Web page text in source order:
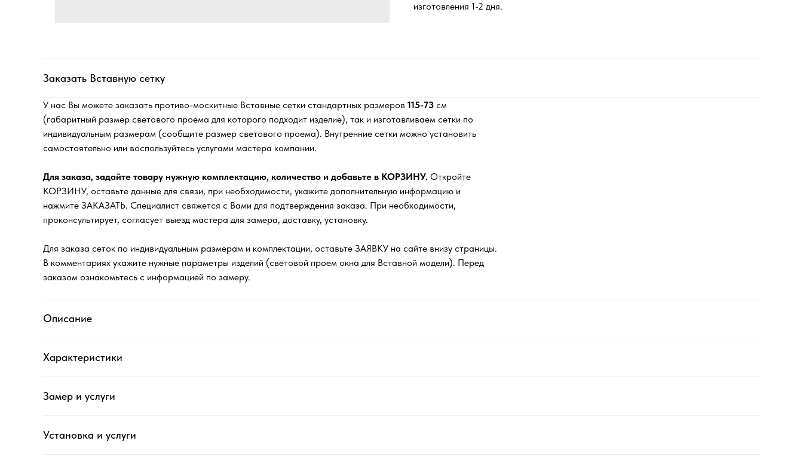
изготовления 1-2 дня.
Заказать Вставную сетку
У нас Вы можете заказать противо-москитные Вставные сетки стандартных размеров 115-73 см
(габаритный размер светового проема для которого подходит изделие), так и изготавливаем сетки по
индивидуальным размерам (сообщите размер светового проема). Внутренние сетки можно установить
самостоятельно или воспользуйтесь услугами мастера компании.
Для заказа, задайте товару нужную комплектацию, количество и добавьте в КОРЗИНУ. Откройте
КОРЗИНУ, оставьте данные для связи, при необходимости, укажите дополнительную информацию и
нажмите ЗАКАЗАТЬ. Специалист свяжется с Вами для подтверждения заказа. При необходимости,
проконсультирует, согласует выезд мастера для замера, доставку, установку.
Для заказа сеток по индивидуальным размерам и комплектации, оставьте ЗАЯВКУ на сайте внизу страницы.
В комментариях укажите нужные параметры изделий (световой проем окна для Вставной модели). Перед
заказом ознакомьтесь с информацией по замеру.
Описание
Характеристики
Замер и услуги
Установка и услуги